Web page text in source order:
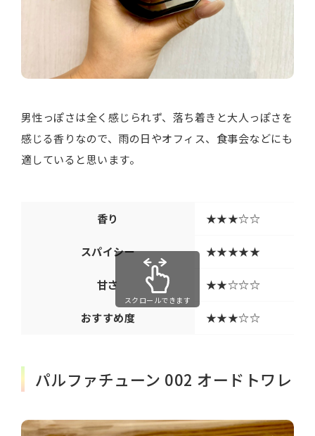
男性っぽさは全く感じられず、落ち着きと大人っぽさを
感じる香りなので、雨の日やオフィス、食事会などにも
適していると思います。
香り ★★★☆☆
スパイシー ★★★★★
甘さ ★★☆☆☆
おすすめ度 ★★★☆☆
スクロールできます
パルファチューン 002 オードトワレ